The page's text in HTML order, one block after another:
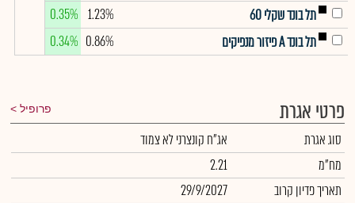
תל בונד שקלי 60
1.23%
0.35%
תל בונד A פיזור מנפיקים
0.86%
0.34%
פרטי אגרת פרופיל
סוג אגרת
אג"ח קונצרני לא צמוד
מח"מ
2.21
תאריך פדיון קרוב
29/9/2027